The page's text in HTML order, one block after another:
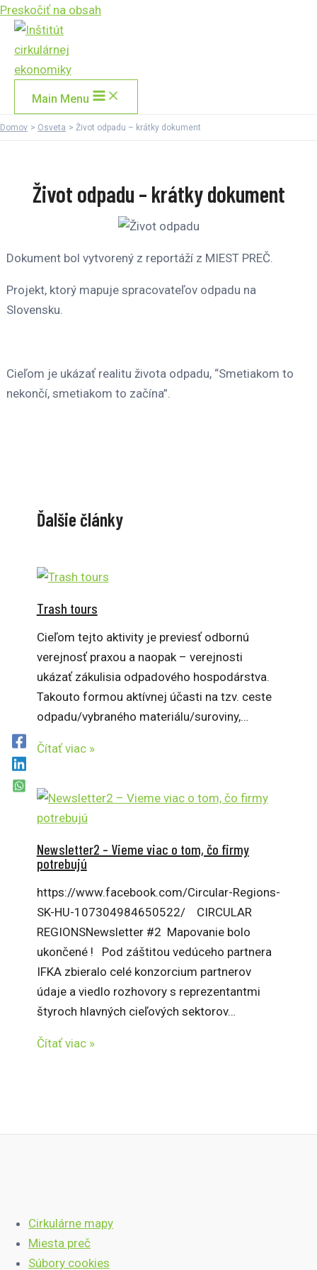
Preskočiť na obsah
Main Menu
Domov Osveta Život odpadu – krátky dokument
Život odpadu – krátky dokument
Dokument bol vytvorený z reportáží z MIEST PREČ.
Projekt, ktorý mapuje spracovateľov odpadu na
Slovensku.
Cieľom je ukázať realitu života odpadu, “Smetiakom to
nekončí, smetiakom to začína”.
Ďalšie články
Trash tours
Cieľom tejto aktivity je previesť odbornú
verejnosť praxou a naopak – verejnosti
ukázať zákulisia odpadového hospodárstva.
Takouto formou aktívnej účasti na tzv. ceste
odpadu/vybraného materiálu/suroviny,…
Čítať viac »
Newsletter2 – Vieme viac o tom, čo firmy
potrebujú
https://www.facebook.com/Circular-Regions-
SK-HU-107304984650522/ CIRCULAR
REGIONSNewsletter #2 Mapovanie bolo
ukončené ! Pod záštitou vedúceho partnera
IFKA zbieralo celé konzorcium partnerov
údaje a viedlo rozhovory s reprezentantmi
štyroch hlavných cieľových sektorov…
Čítať viac »
Cirkulárne mapy
Miesta preč
Súbory cookies